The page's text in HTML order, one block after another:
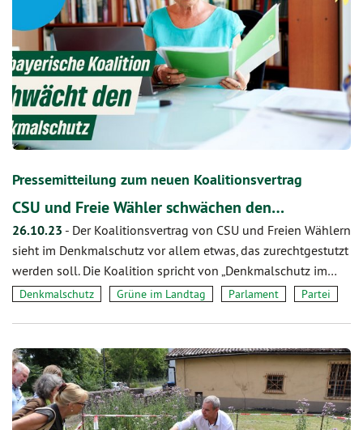
Pressemitteilung zum neuen Koalitionsvertrag
CSU und Freie Wähler schwächen den…
26.10.23 - Der Koalitionsvertrag von CSU und Freien Wählern
sieht im Denkmalschutz vor allem etwas, das zurechtgestutzt
werden soll. Die Koalition spricht von „Denkmalschutz im…
Denkmalschutz Grüne im Landtag Parlament Partei